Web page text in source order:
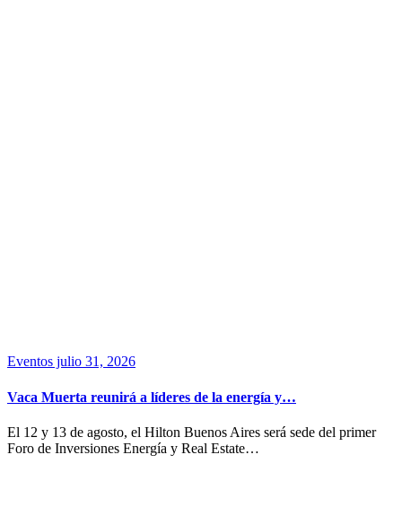
Eventos julio 31, 2026
Vaca Muerta reunirá a líderes de la energía y…
El 12 y 13 de agosto, el Hilton Buenos Aires será sede del primer
Foro de Inversiones Energía y Real Estate…